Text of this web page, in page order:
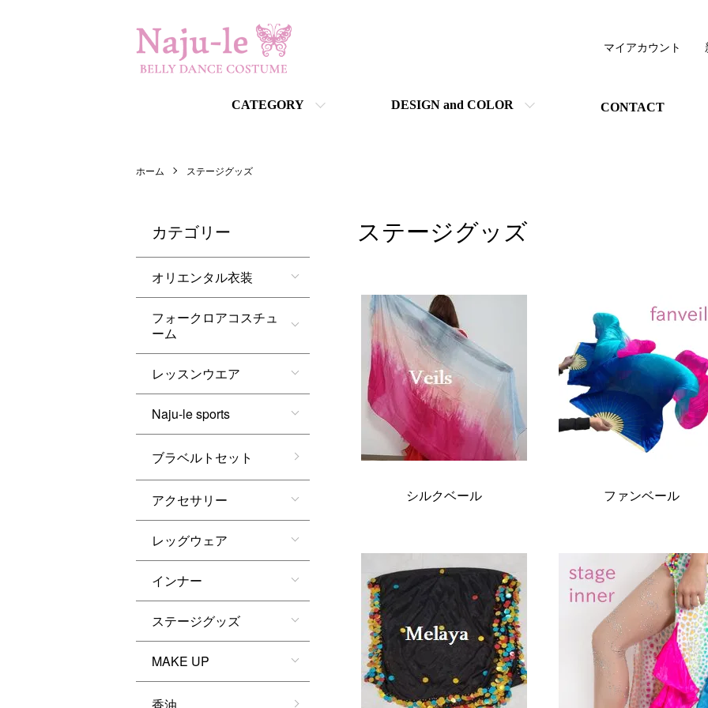
CATEGORY DESIGN and COLOR CONTACT
マイアカウント
ホーム ステージグッズ
ステージグッズ
シルクベール ファンベール
カテゴリー
オリエンタル衣装
フォークロアコスチュ
ーム
レッスンウエア
Naju-le sports
ブラベルトセット
アクセサリー
レッグウェア
インナー
ステージグッズ
MAKE UP
香油